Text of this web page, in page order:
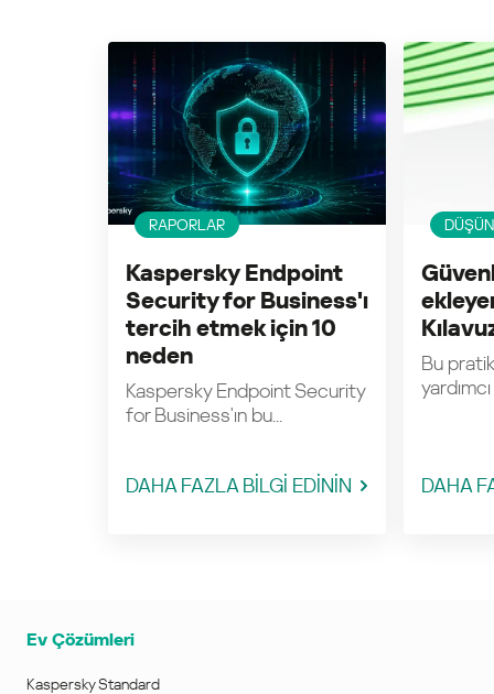
RAPORLAR
Kaspersky Endpoint
Security for Business'ı
tercih etmek için 10
neden
Kaspersky Endpoint Security
for Business'ın bu...
DAHA FAZLA BİLGİ EDİNİN
Bu
DAHA
Ev Çözümleri
Kaspersky Standard